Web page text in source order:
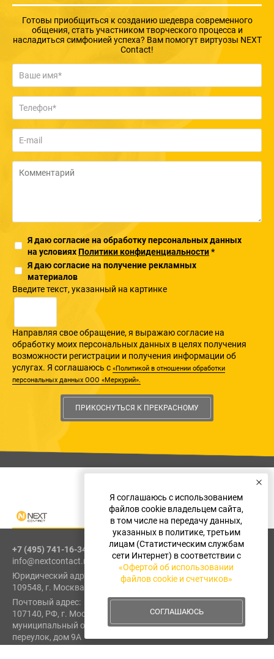
Готовы приобщиться к созданию шедевра современного
общения, стать участником творческого процесса и
насладиться симфонией успеха? Вам помогут виртуозы NEXT
Contact!
Я даю согласие на обработку персональных данных
на условиях Политики конфиденциальности*
Я даю согласие на получение рекламных
материалов
Введите текcт, указанный на картинке
Направляя свое обращение, я выражаю согласие на
обработку моих персональных данных в целях получения
возможности регистрации и получения информации об
услугах. Я соглашаюсь с «Политикой в отношении обработки
персональных данных ООО «Меркурий».
ПРИКОСНУТЬСЯ К ПРЕКРАСНОМУ
+7 (495) 741-16-34
info@nextcontact.ru
Юридический адрес:
109548, г. Москва, ул. Шоссейная, д. 1, к. 1, пом. I, эт. 2, каб. 6
Почтовый адрес:
107140, РФ, г. Москва, внутригородская территория
муниципальный округ Красносельский, 1-й Красносельский
переулок, дом 9А
Я соглашаюсь с использованием
файлов cookie владельцем сайта,
в том числе на передачу данных,
указанных в политике, третьим
лицам (Статистическим службам
сети Интернет) в соответствии с
«Офертой об использовании
файлов cookie и счетчиков»
СОГЛАШАЮСЬ